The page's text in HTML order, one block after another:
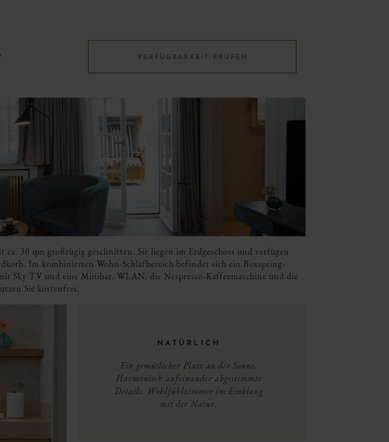
VERFÜGBARKEIT PRÜFEN
30 qm großzügig geschnitten. Sie liegen im Erdgeschoss und verfügen
Im kombinierten Wohn-Schlafbereich befindet sich ein Boxspring-
Sky TV und eine Minibar. WLAN, die Nespresso-Kaffeemaschine und die
Sie kostenfrei.
NATÜRLICH
Ein gemütlicher Platz an der Sonne.
Harmonisch aufeinander abgestimmte
Details. Wohlfühlzimmer im Einklang
mit der Natur.